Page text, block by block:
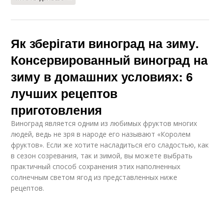
Як зберігати виноград на зиму.
Консервированный виноград на
зиму в домашних условиях: 6
лучших рецептов
приготовления
Виноград является одним из любимых фруктов многих
людей, ведь не зря в народе его называют «Королем
фруктов». Если же хотите насладиться его сладостью, как
в сезон созревания, так и зимой, вы можете выбрать
практичный способ сохранения этих наполненных
солнечным светом ягод из представленных ниже
рецептов.